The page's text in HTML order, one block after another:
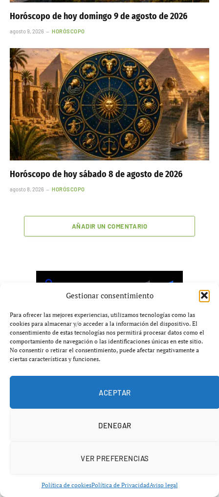
Gestionar consentimiento
Para ofrecer las mejores experiencias, utilizamos tecnologías como las
cookies para almacenar y/o acceder a la información del dispositivo. El
consentimiento de estas tecnologías nos permitirá procesar datos como el
comportamiento de navegación o las identificaciones únicas en este sitio.
No consentir o retirar el consentimiento, puede afectar negativamente a
ciertas características y funciones.
ACEPTAR
DENEGAR
VER PREFERENCIAS
Política de cookiesPolítica de PrivacidadAviso legal
Horóscopo de hoy domingo 9 de agosto de 2026
agosto 9, 2026 HORÓSCOPO
Horóscopo de hoy sábado 8 de agosto de 2026
agosto 8, 2026 HORÓSCOPO
AÑADIR UN COMENTARIO